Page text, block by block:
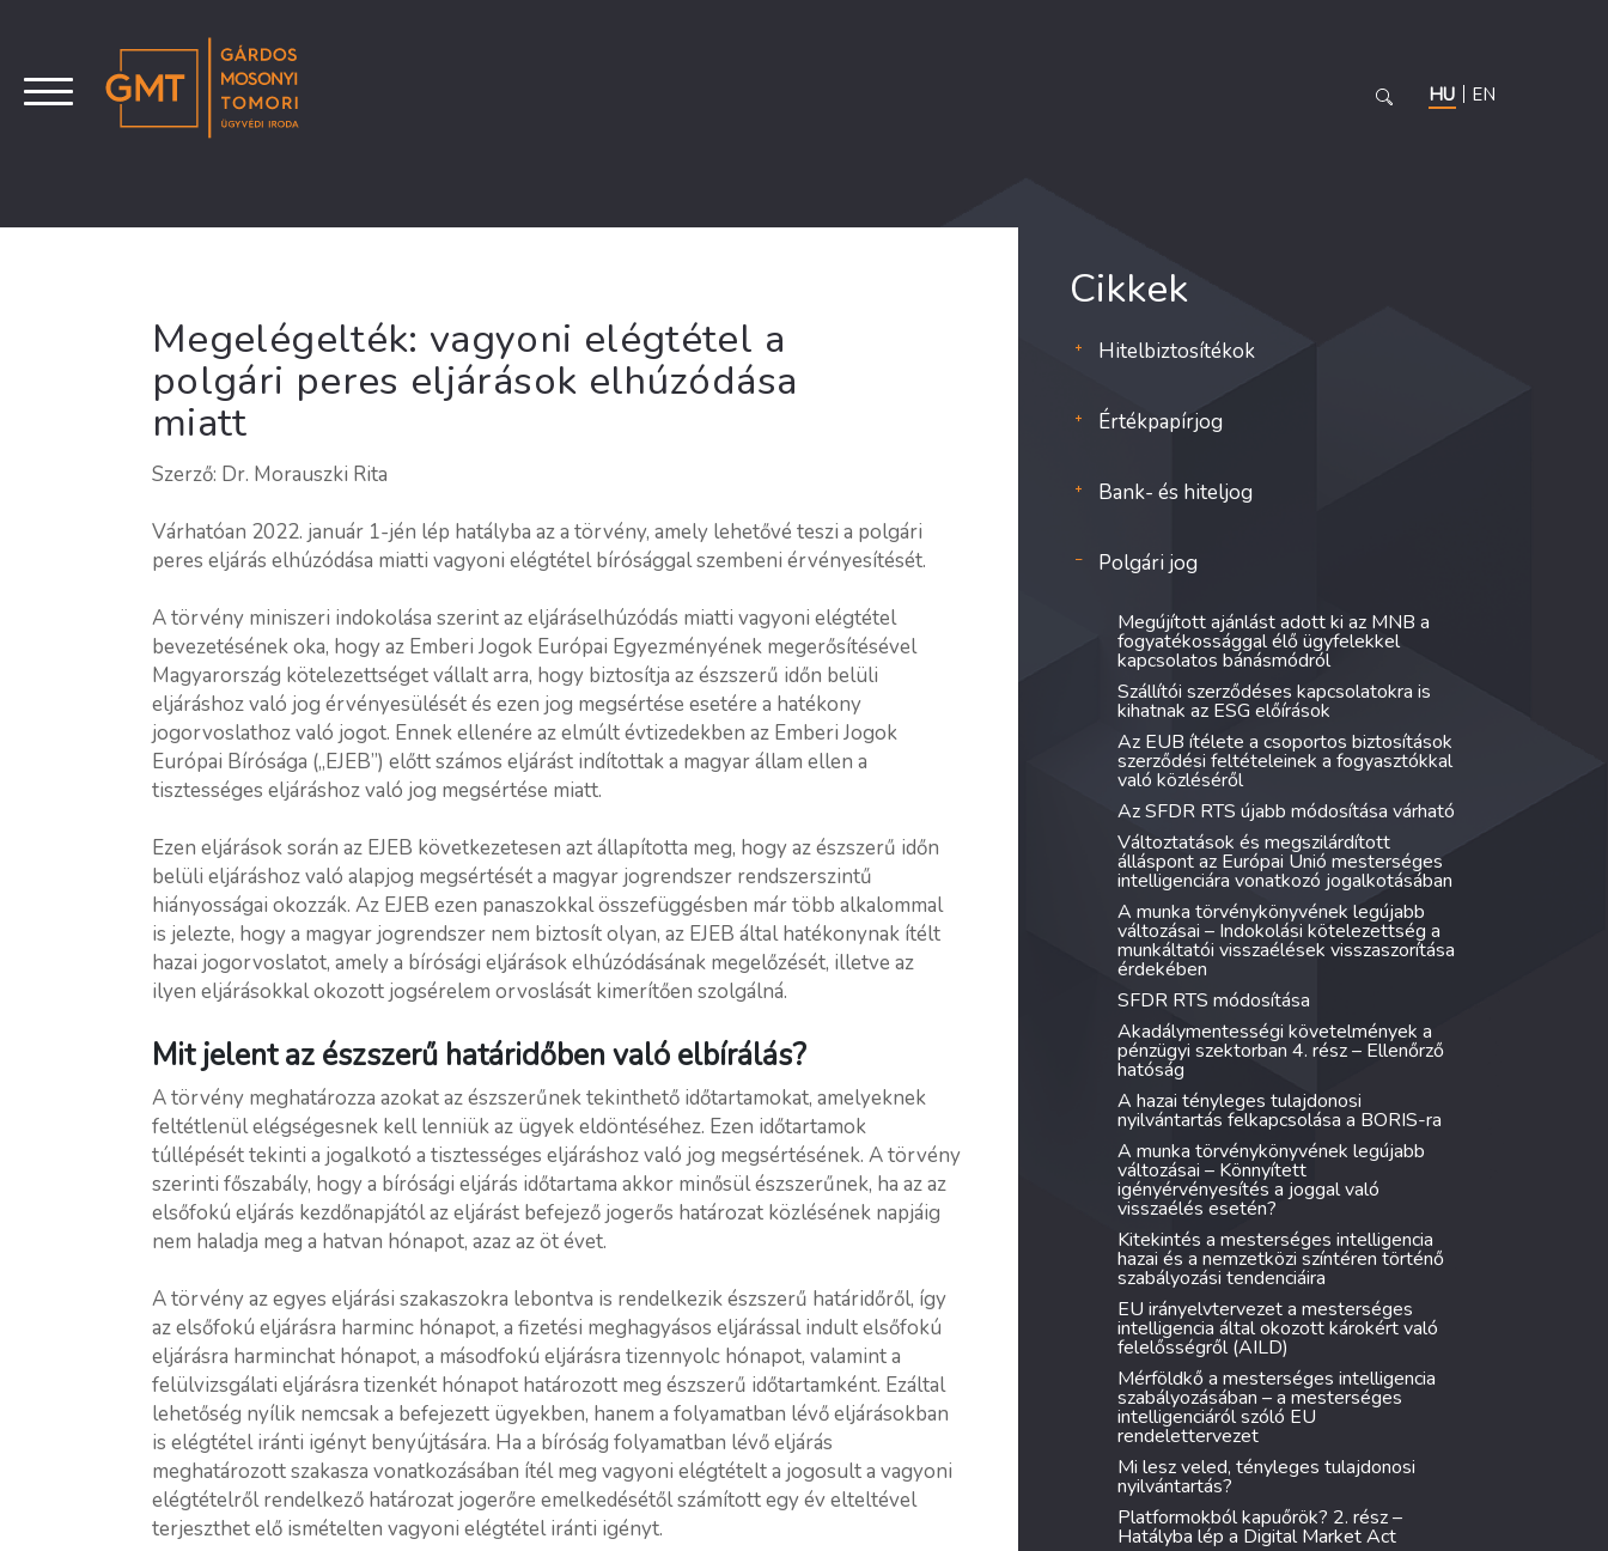
HU EN
Megelégelték: vagyoni elégtétel a
polgári peres eljárások elhúzódása
miatt
Szerző: Dr. Morauszki Rita
Várhatóan 2022. január 1-jén lép hatályba az a törvény, amely lehetővé teszi a polgári
peres eljárás elhúzódása miatti vagyoni elégtétel bírósággal szembeni érvényesítését.
A törvény miniszeri indokolása szerint az eljáráselhúzódás miatti vagyoni elégtétel
bevezetésének oka, hogy az Emberi Jogok Európai Egyezményének megerősítésével
Magyarország kötelezettséget vállalt arra, hogy biztosítja az észszerű időn belüli
eljáráshoz való jog érvényesülését és ezen jog megsértése esetére a hatékony
jogorvoslathoz való jogot. Ennek ellenére az elmúlt évtizedekben az Emberi Jogok
Európai Bírósága („EJEB”) előtt számos eljárást indítottak a magyar állam ellen a
tisztességes eljáráshoz való jog megsértése miatt.
Ezen eljárások során az EJEB következetesen azt állapította meg, hogy az észszerű időn
belüli eljáráshoz való alapjog megsértését a magyar jogrendszer rendszerszintű
hiányosságai okozzák. Az EJEB ezen panaszokkal összefüggésben már több alkalommal
is jelezte, hogy a magyar jogrendszer nem biztosít olyan, az EJEB által hatékonynak ítélt
hazai jogorvoslatot, amely a bírósági eljárások elhúzódásának megelőzését, illetve az
ilyen eljárásokkal okozott jogsérelem orvoslását kimerítően szolgálná.
Mit jelent az észszerű határidőben való elbírálás?
A törvény meghatározza azokat az észszerűnek tekinthető időtartamokat, amelyeknek
feltétlenül elégségesnek kell lenniük az ügyek eldöntéséhez. Ezen időtartamok
túllépését tekinti a jogalkotó a tisztességes eljáráshoz való jog megsértésének. A törvény
szerinti főszabály, hogy a bírósági eljárás időtartama akkor minősül észszerűnek, ha az az
elsőfokú eljárás kezdőnapjától az eljárást befejező jogerős határozat közlésének napjáig
nem haladja meg a hatvan hónapot, azaz az öt évet.
A törvény az egyes eljárási szakaszokra lebontva is rendelkezik észszerű határidőről, így
az elsőfokú eljárásra harminc hónapot, a fizetési meghagyásos eljárással indult elsőfokú
eljárásra harminchat hónapot, a másodfokú eljárásra tizennyolc hónapot, valamint a
felülvizsgálati eljárásra tizenkét hónapot határozott meg észszerű időtartamként. Ezáltal
lehetőség nyílik nemcsak a befejezett ügyekben, hanem a folyamatban lévő eljárásokban
is elégtétel iránti igényt benyújtására. Ha a bíróság folyamatban lévő eljárás
meghatározott szakasza vonatkozásában ítél meg vagyoni elégtételt a jogosult a vagyoni
elégtételről rendelkező határozat jogerőre emelkedésétől számított egy év elteltével
terjeszthet elő ismételten vagyoni elégtétel iránti igényt.
Cikkek
Hitelbiztosítékok
Értékpapírjog
Bank- és hiteljog
Polgári jog
Megújított ajánlást adott ki az MNB a
fogyatékossággal élő ügyfelekkel
kapcsolatos bánásmódról
Szállítói szerződéses kapcsolatokra is
kihatnak az ESG előírások
Az EUB ítélete a csoportos biztosítások
szerződési feltételeinek a fogyasztókkal
való közléséről
Az SFDR RTS újabb módosítása várható
Változtatások és megszilárdított
álláspont az Európai Unió mesterséges
intelligenciára vonatkozó jogalkotásában
A munka törvénykönyvének legújabb
változásai – Indokolási kötelezettség a
munkáltatói visszaélések visszaszorítása
érdekében
SFDR RTS módosítása
Akadálymentességi követelmények a
pénzügyi szektorban 4. rész – Ellenőrző
hatóság
A hazai tényleges tulajdonosi
nyilvántartás felkapcsolása a BORIS-ra
A munka törvénykönyvének legújabb
változásai – Könnyített
igényérvényesítés a joggal való
visszaélés esetén?
Kitekintés a mesterséges intelligencia
hazai és a nemzetközi színtéren történő
szabályozási tendenciáira
EU irányelvtervezet a mesterséges
intelligencia által okozott károkért való
felelősségről (AILD)
Mérföldkő a mesterséges intelligencia
szabályozásában – a mesterséges
intelligenciáról szóló EU
rendelettervezet
Mi lesz veled, tényleges tulajdonosi
nyilvántartás?
Platformokból kapuőrök? 2. rész –
Hatályba lép a Digital Market Act